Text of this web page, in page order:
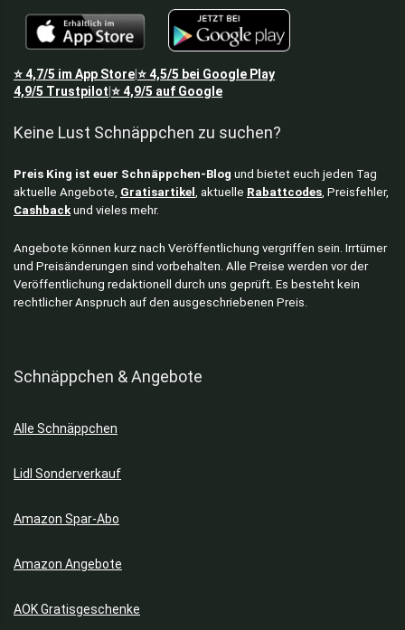
⭐4,7/5 im App Store⭐4,5/5 bei Google Play
4,9/5 Trustpilot ⭐4,9/5 auf Google
Keine Lust Schnäppchen zu suchen?
Preis King ist euer Schnäppchen-Blog und bietet euch jeden Tag
aktuelle Angebote, Gratisartikel , aktuelle Rabattcodes , Preisfehler,
Cashback und vieles mehr.
Angebote können kurz nach Veröffentlichung vergriffen sein. Irrtümer
und Preisänderungen sind vorbehalten. Alle Preise werden vor der
Veröffentlichung redaktionell durch uns geprüft. Es besteht kein
rechtlicher Anspruch auf den ausgeschriebenen Preis.
Schnäppchen & Angebote
Alle Schnäppchen
Lidl Sonderverkauf
Amazon Spar-Abo
Amazon Angebote
AOK Gratisgeschenke